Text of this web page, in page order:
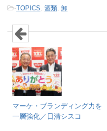
-TOPICS 酒類 卸
マーケ・ブランディング力を
一層強化／日清シスコ